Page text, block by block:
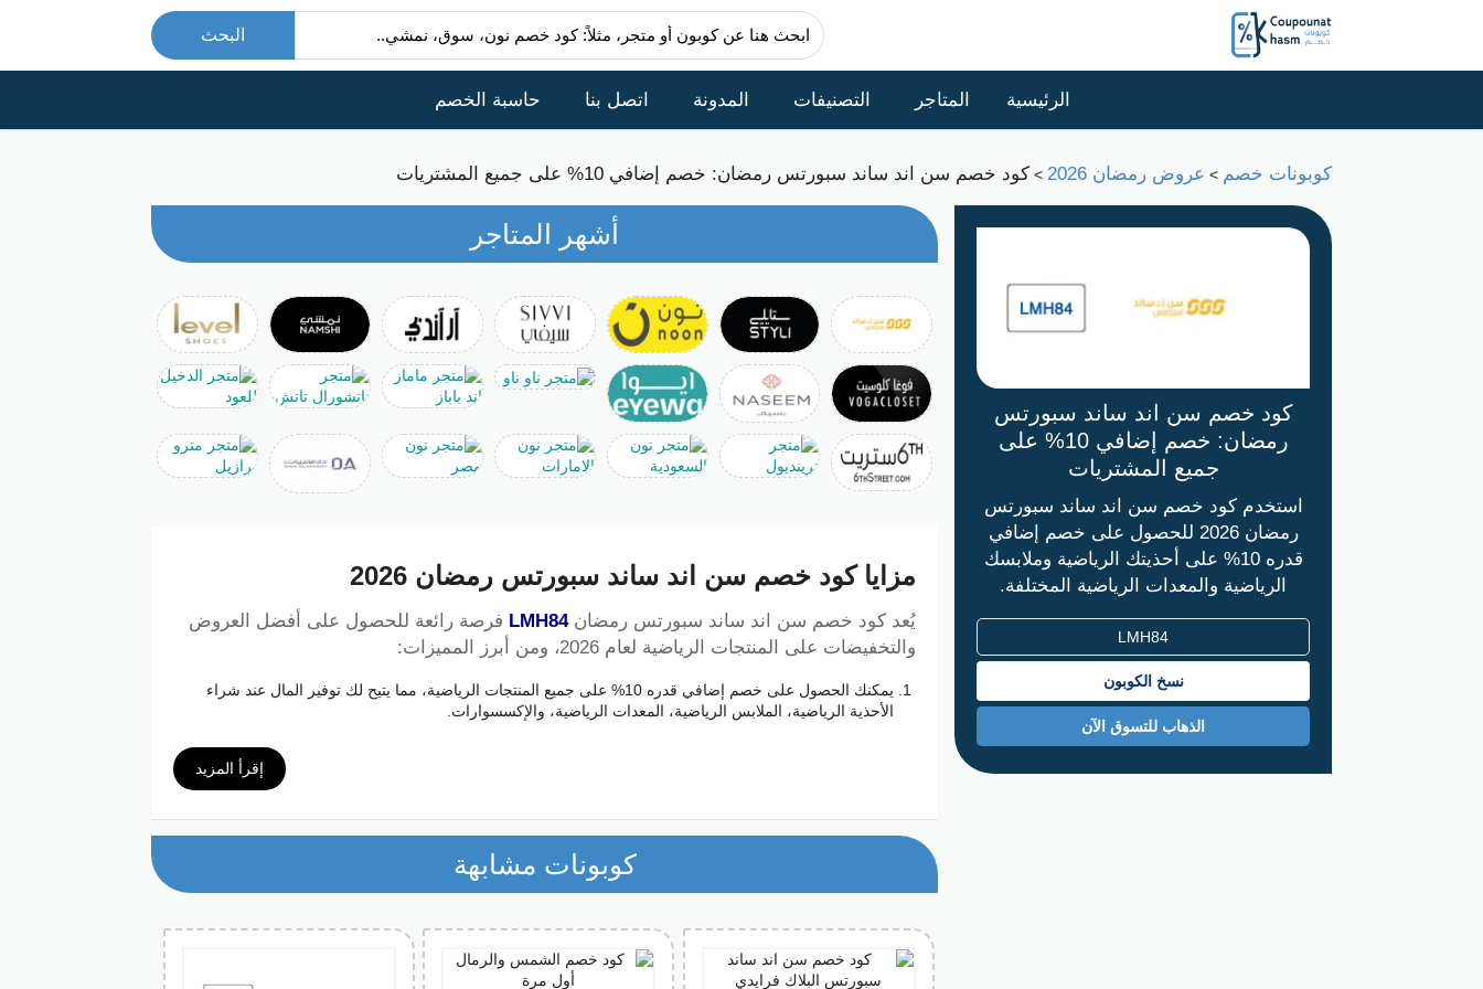
البحث
الرئيسية المتاجر التصنيفات المدونة اتصل بنا حاسبة الخصم
كوبونات خصم > عروض رمضان 2026 > كود خصم سن اند ساند سبورتس رمضان: خصم إضافي 10% على جميع المشتريات
كود خصم سن اند ساند سبورتس
رمضان: خصم إضافي 10% على
جميع المشتريات
استخدم كود خصم سن اند ساند سبورتس
رمضان 2026 للحصول على خصم إضافي
قدره 10% على أحذيتك الرياضية وملابسك
الرياضية والمعدات الرياضية المختلفة.
نسخ الكوبون
الذهاب للتسوق الآن
أشهر المتاجر
إقرأ المزيد
مزايا كود خصم سن اند ساند سبورتس رمضان 2026
يُعد كود خصم سن اند ساند سبورتس رمضانLMH84 فرصة رائعة للحصول على أفضل العروض
والتخفيضات على المنتجات الرياضية لعام 2026، ومن أبرز المميزات:
يمكنك الحصول على خصم إضافي قدره 10% على جميع المنتجات الرياضية، مما يتيح لك توفير المال عند شراء
الأحذية الرياضية، الملابس الرياضية، المعدات الرياضية، والإكسسوارات.
بحاجة إلى أحذية رياضية من علامات تجارية مشهورة أو ترغب في شراء معدات رياضية أو ملابس رياضية.
الكود سهل الاستخدام فقط قم بإدخاله في خانة كود الخصم أثناء عملية الدفع على الموقع الرسمي لمتجر سن اند
أفضل، مما يتيح لك تجربة تسوق مريحة ومجزية.
الكود متاح لجميع العملاء سواء كنت عميل جديد أو قديم يمكنك الاستفادة منه دون أي قيود على عدد المرات التي يتم
باستخدام كود الخصم يمكنك الحصول على منتجات رياضية عالية الجودة من أشهر العلامات التجارية بأسعار أقل،
مما يجعل التسوق أكثر جدوى وفعالية.
كوبونات مشابهة